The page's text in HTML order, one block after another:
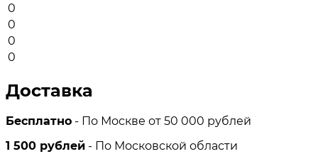
0
0
0
0
Доставка
Бесплатно - По Москве от 50 000 рублей
1 500 рублей - По Московской области